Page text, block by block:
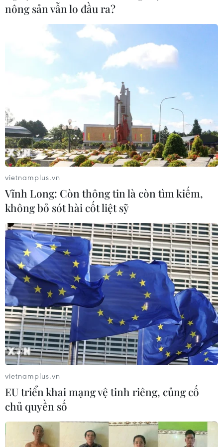
các quỹ dự trữ.
Lào ứng phó lây nhiễm gia tăng,
Campuchia yêu cầu đẩy nhanh tiêm
chủng
27/08/2021 09:24
Bộ Y tế Lào đã chuẩn bị cơ sở vật chất để tiếp tục ứng
phó với số ca mắc mới COVID-19 trong cộng đồng ở
mức cao, trong khi Thủ tướng Campuchia yêu cầu các
tỉnh phải đẩy nhanh tiến độ tiêm chủng.
nông sản vẫn lo đầu ra?
vietnamplus.vn
Vĩnh Long: Còn thông tin là còn tìm kiếm,
không bỏ sót hài cốt liệt sỹ
vietnamplus.vn
EU triển khai mạng vệ tinh riêng, củng cố
chủ quyền số